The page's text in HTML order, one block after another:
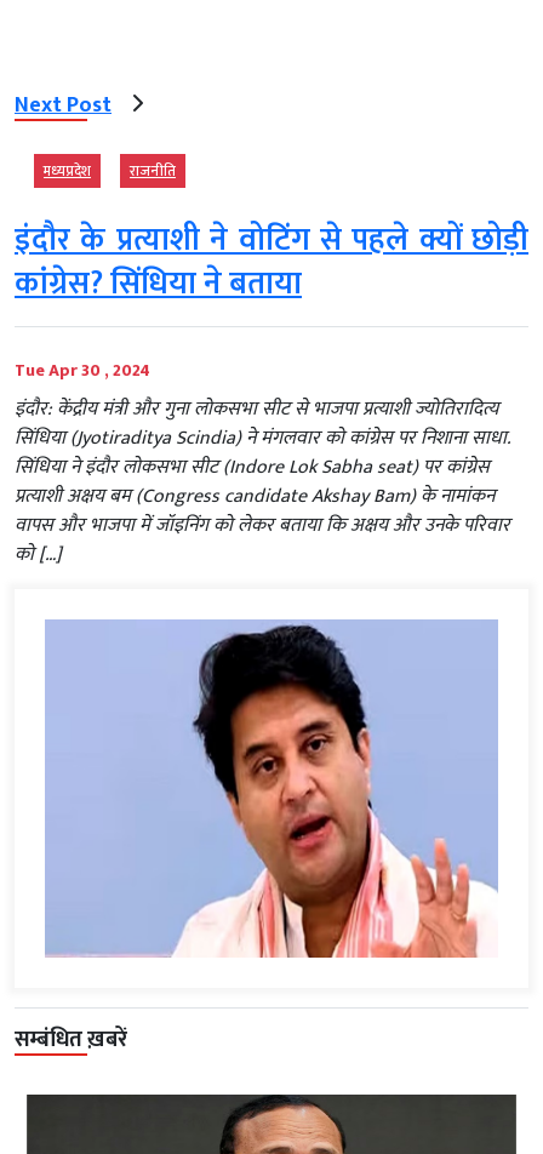
Next Post
मध्‍यप्रदेश राजनीति
इंदौर के प्रत्याशी ने वोटिंग से पहले क्यों छोड़ी
कांग्रेस? सिंधिया ने बताया
Tue Apr 30 , 2024
इंदौर: केंद्रीय मंत्री और गुना लोकसभा सीट से भाजपा प्रत्याशी ज्योतिरादित्य
सिंधिया (Jyotiraditya Scindia) ने मंगलवार को कांग्रेस पर निशाना साधा.
सिंधिया ने इंदौर लोकसभा सीट (Indore Lok Sabha seat) पर कांग्रेस
प्रत्याशी अक्षय बम (Congress candidate Akshay Bam) के नामांकन
वापस और भाजपा में जॉइनिंग को लेकर बताया कि अक्षय और उनके परिवार
को […]
सम्बंधित ख़बरें